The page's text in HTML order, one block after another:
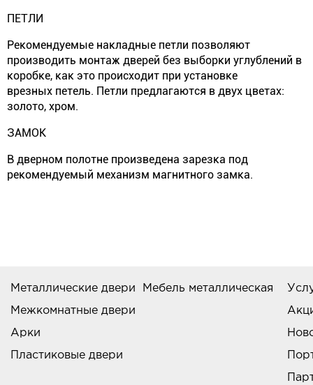
ПЕТЛИ
Рекомендуемые накладные петли позволяют
производить монтаж дверей без выборки углублений в
коробке, как это происходит при установке
врезных петель. Петли предлагаются в двух цветах:
золото, хром.
ЗАМОК
В дверном полотне произведена зарезка под
рекомендуемый механизм магнитного замка.
Металлические двери
Межкомнатные двери
Арки
Пластиковые двери
Мебель металлическая